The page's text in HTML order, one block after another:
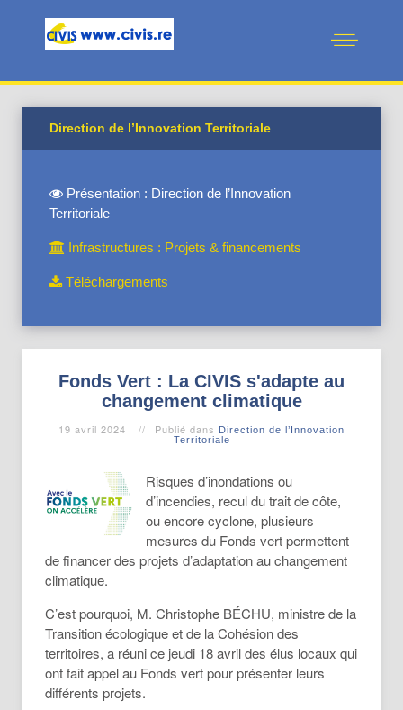
Direction de l’Innovation Territoriale
Présentation : Direction de l’Innovation
Territoriale
Infrastructures : Projets & financements
Téléchargements
Fonds Vert : La CIVIS s'adapte au
changement climatique
19 avril 2024 Publié dans Direction de l’Innovation
Territoriale
Risques d’inondations ou
d’incendies, recul du trait de côte,
ou encore cyclone, plusieurs
mesures du Fonds vert permettent
de financer des projets d’adaptation au changement
climatique.
C’est pourquoi, M. Christophe BÉCHU, ministre de la
Transition écologique et de la Cohésion des
territoires, a réuni ce jeudi 18 avril des élus locaux qui
ont fait appel au Fonds vert pour présenter leurs
différents projets.